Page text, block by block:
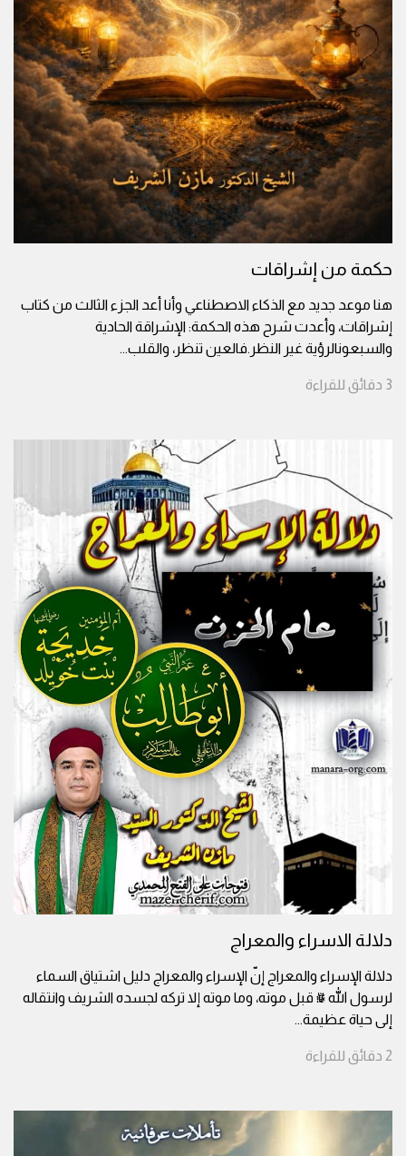
حكمة من إشراقات
هنا موعد جديد مع الذكاء الاصطناعي وأنا أعد الجزء الثالث من كتاب
إشراقات، وأعدت شرح هذه الحكمة: الإشراقة الحادية
والسبعونالرؤية غير النظر.فالعين تنظر، والقلب...
3 دقائق للقراءة
دلالة الاسراء والمعراج
دلالة الإسراء والمعراج إنّ الإسراء والمعراج دليل اشتياق السماء
لرسول الله ﷺ قبل موته، وما موته إلا تركه لجسده الشريف وانتقاله
إلى حياة عظيمة...
2 دقائق للقراءة